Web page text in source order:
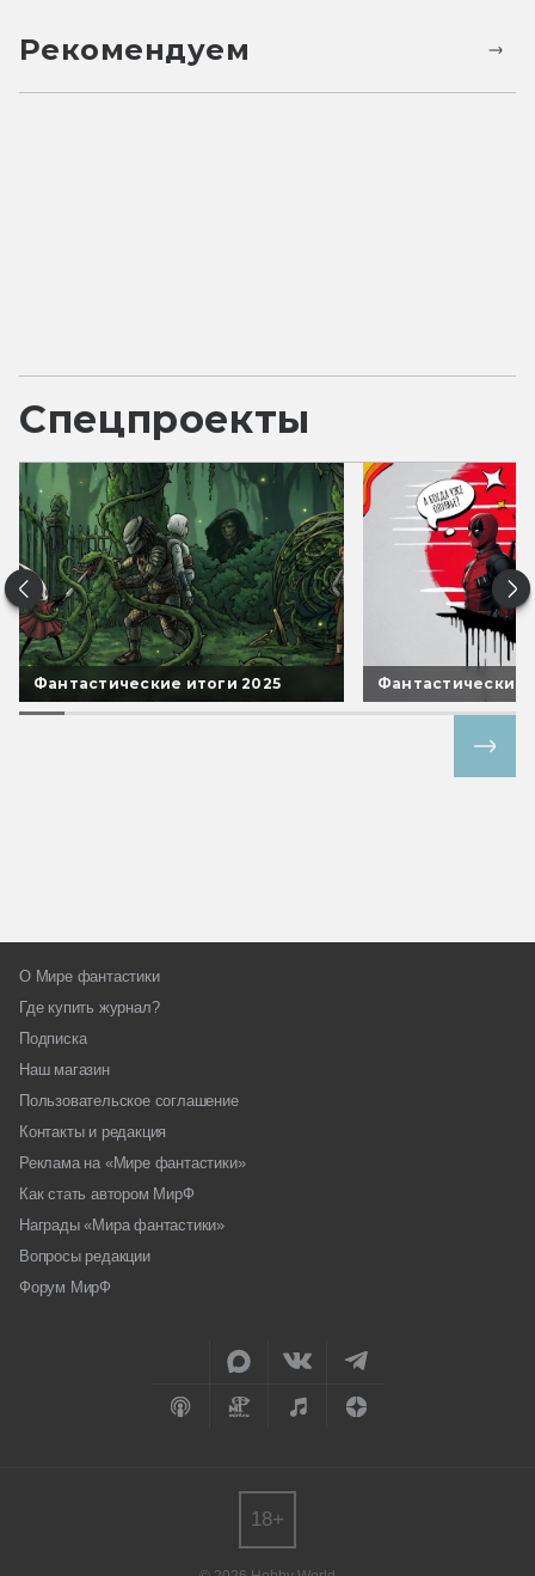
Рекомендуем
Спецпроекты
Фантастические итоги 2025 Фантастические
О Мире фантастики
Где купить журнал?
Подписка
Наш магазин
Пользовательское соглашение
Контакты и редакция
Реклама на «Мире фантастики»
Как стать автором МирФ
Награды «Мира фантастики»
Вопросы редакции
Форум МирФ
18+